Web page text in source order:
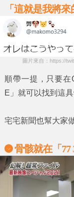
「這就是我將
圖片來自：https://
順帶一提，只要在
E」 就可以找到這具
宅宅新聞也幫大家
骨骸就在「77